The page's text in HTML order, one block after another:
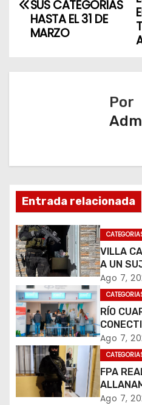
g
n
d
e
e
n
t
r
a
SUS CATEGORÍAS
HASTA EL 31 DE
MARZO
Por
Entrada relacionada
VILLA
A UN
Ago 7,
RÍO
CUATRO
Ago 7,
FPA
Ago 7,